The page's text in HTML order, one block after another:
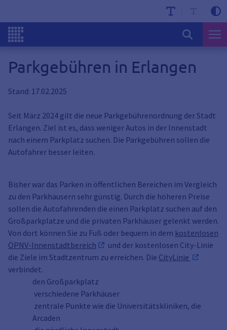
Parkgebühren in Erlangen
Stand: 17.02.2025
Seit März 2024 gilt die neue Parkgebührenordnung der Stadt
Erlangen. Ziel ist es, dass weniger Autos in der Innenstadt
nach einem Parkplatz suchen. Die Parkgebühren sollen die
Autofahrer besser leiten.
Bisher war das Parken in öffentlichen Bereichen im Vergleich
zu den Parkhäusern sehr günstig. Durch die höheren Preise
sollen die Autofahrenden die einen Parkplatz suchen auf den
Großparkplatze und die privaten Parkhäuser gelenkt werden.
Von dort können Sie zu Fuß oder bequem in dem kostenlosen
ÖPNV-Innenstadtbereich
und der kostenlosen City-Linie
die Ziele im Stadtzentrum zu erreichen. Die CityLinie
verbindet.
den Großparkplatz
verschiedene Parkhäuser
zentrale Punkte wie die Universitätskliniken, die
Arcaden